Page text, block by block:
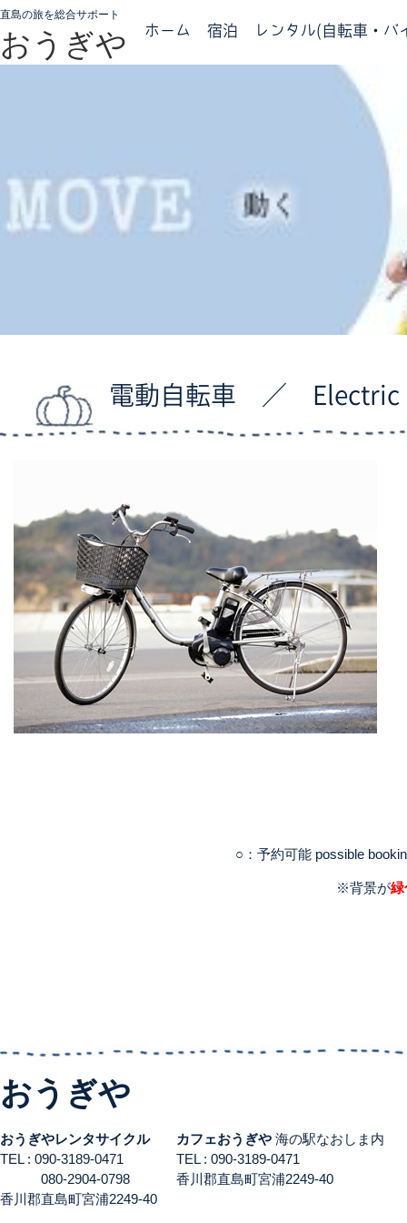
直島の旅を総合サポート
おうぎや ホーム 宿泊 レンタル(自転車・バ
電動自転車 ／
○：予約可能 possible
※背景が緑
おうぎや
おうぎやレンタサイクル
TEL : 090-3189-0471
080-2904-0798
香川郡直島町宮浦2249-40
カフェおうぎや 海の駅なおしま内
TEL : 090-3189-0471
香川郡直島町宮浦2249-40